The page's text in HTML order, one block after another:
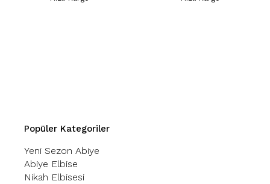
Popüler Kategoriler
Yeni Sezon Abiye
Abiye Elbise
Nikah Elbisesi